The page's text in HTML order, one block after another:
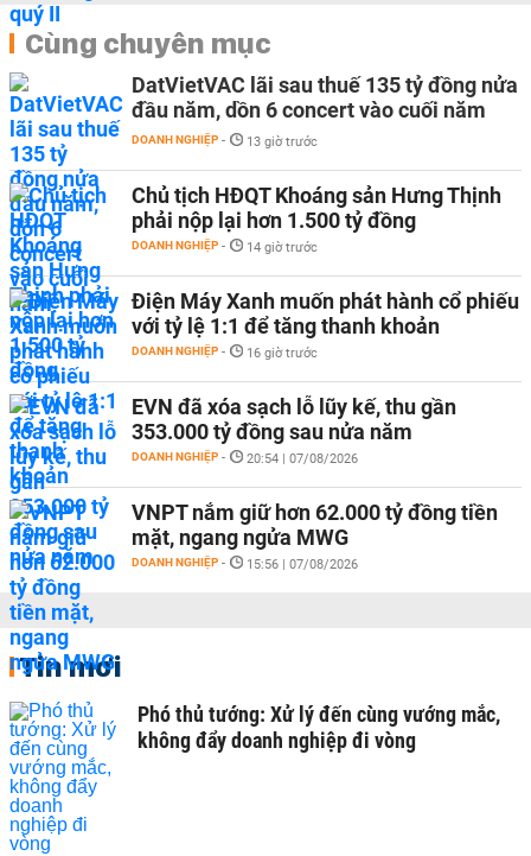
Cùng chuyên mục
DatVietVAC lãi sau thuế 135 tỷ đồng nửa
đầu năm, dồn 6 concert vào cuối năm
DOANH NGHIỆP - 13 giờ trước
Chủ tịch HĐQT Khoáng sản Hưng Thịnh
phải nộp lại hơn 1.500 tỷ đồng
DOANH NGHIỆP - 14 giờ trước
Điện Máy Xanh muốn phát hành cổ phiếu
với tỷ lệ 1:1 để tăng thanh khoản
DOANH NGHIỆP - 16 giờ trước
EVN đã xóa sạch lỗ lũy kế, thu gần
353.000 tỷ đồng sau nửa năm
DOANH NGHIỆP - 20:54 | 07/08/2026
VNPT nắm giữ hơn 62.000 tỷ đồng tiền
mặt, ngang ngửa MWG
DOANH NGHIỆP - 15:56 | 07/08/2026
Tin mới
Phó thủ tướng: Xử lý đến cùng vướng mắc,
không đẩy doanh nghiệp đi vòng